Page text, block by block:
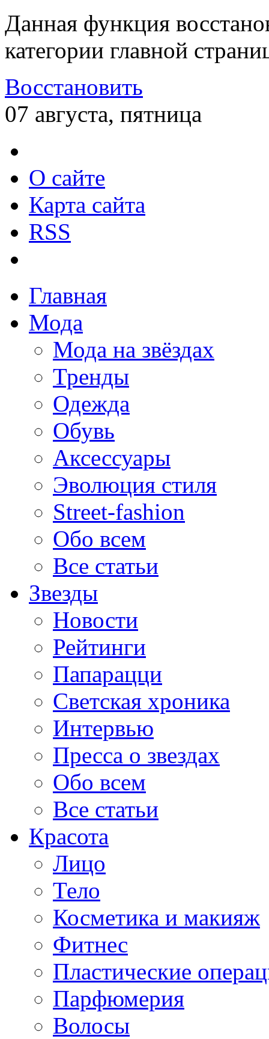
Данная функция
категории главной
Восстановить
07 августа, пятница
О сайте
Карта сайта
RSS
Главная
Мода
Мода на звёздах
Тренды
Одежда
Обувь
Аксессуары
Эволюция стиля
Street-fashion
Обо всем
Все статьи
Звезды
Новости
Рейтинги
Папарацци
Светская хроника
Интервью
Пресса о звездах
Обо всем
Все статьи
Красота
Лицо
Тело
Косметика и макияж
Фитнес
Пластические
Парфюмерия
Волосы